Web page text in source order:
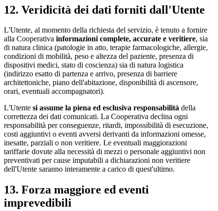
12. Veridicità dei dati forniti dall'Utente
L'Utente, al momento della richiesta del servizio, è tenuto a fornire
alla Cooperativa informazioni complete, accurate e veritiere, sia
di natura clinica (patologie in atto, terapie farmacologiche, allergie,
condizioni di mobilità, peso e altezza del paziente, presenza di
dispositivi medici, stato di coscienza) sia di natura logistica
(indirizzo esatto di partenza e arrivo, presenza di barriere
architettoniche, piano dell'abitazione, disponibilità di ascensore,
orari, eventuali accompagnatori).
L'Utente si assume la piena ed esclusiva responsabilità della
correttezza dei dati comunicati. La Cooperativa declina ogni
responsabilità per conseguenze, ritardi, impossibilità di esecuzione,
costi aggiuntivi o eventi avversi derivanti da informazioni omesse,
inesatte, parziali o non veritiere. Le eventuali maggiorazioni
tariffarie dovute alla necessità di mezzi o personale aggiuntivi non
preventivati per cause imputabili a dichiarazioni non veritiere
dell'Utente saranno interamente a carico di quest'ultimo.
13. Forza maggiore ed eventi
imprevedibili